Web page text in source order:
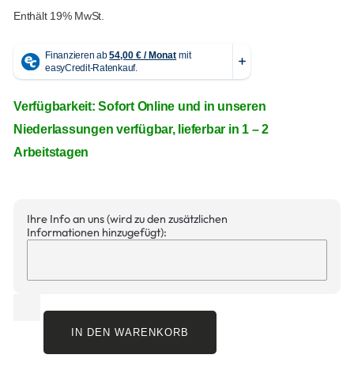
Enthält 19% MwSt.
Verfügbarkeit: Sofort Online und in unseren
Niederlassungen verfügbar, lieferbar in 1 – 2
Arbeitstagen
Ihre Info an uns (wird zu den zusätzlichen
Informationen hinzugefügt):
IN DEN WARENKORB